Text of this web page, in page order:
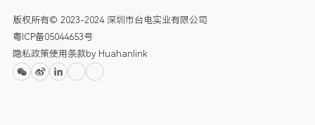
版权所有© 2023-2024 深圳市台电实业有限公司
粤ICP备05044653号
隐私政策使用条款 by Huahanlink